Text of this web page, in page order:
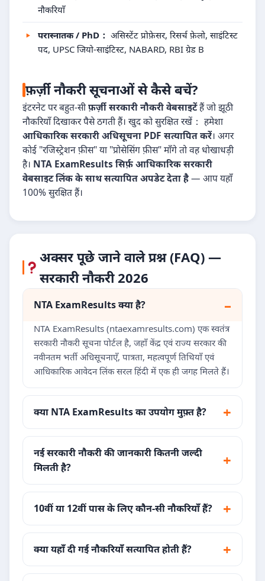
नौकरियाँ
परास्नातक / PhD： असिस्टेंट प्रोफ़ेसर, रिसर्च फ़ेलो, साइंटिस्ट
पद, UPSC जियो-साइंटिस्ट, NABARD, RBI ग्रेड B
फ़र्ज़ी नौकरी सूचनाओं से कैसे बचें?
इंटरनेट पर बहुत-सीफ़र्ज़ी सरकारी नौकरी वेबसाइटेंहैं जो झूठी
नौकरियाँ दिखाकर पैसे ठगती हैं। खुद को सुरक्षित रखें： हमेशा
आधिकारिक सरकारी अधिसूचना PDF सत्यापित करें। अगर
कोई "रजिस्ट्रेशन फ़ीस" या "प्रोसेसिंग फ़ीस" माँगे तो वह धोखाधड़ी
है। NTA ExamResults सिर्फ़ आधिकारिक सरकारी
वेबसाइट लिंक के साथ सत्यापित अपडेट देता है— आप यहाँ
100% सुरक्षित हैं।
अक्सर पूछे जाने वाले प्रश्न (FAQ) —
सरकारी नौकरी 2026
NTA ExamResults क्या है?
NTA ExamResults (ntaexamresults.com) एक स्वतंत्र
सरकारी नौकरी सूचना पोर्टल है, जहाँ केंद्र एवं राज्य सरकार की
नवीनतम भर्ती अधिसूचनाएँ, पात्रता, महत्वपूर्ण तिथियाँ एवं
आधिकारिक आवेदन लिंक सरल हिंदी में एक ही जगह मिलते हैं।
क्या NTA ExamResults का उपयोग मुफ़्त है?
नई सरकारी नौकरी की जानकारी कितनी जल्दी
मिलती है?
10वीं या 12वीं पास के लिए कौन-सी नौकरियाँ हैं?
क्या यहाँ दी गई नौकरियाँ सत्यापित होती हैं?